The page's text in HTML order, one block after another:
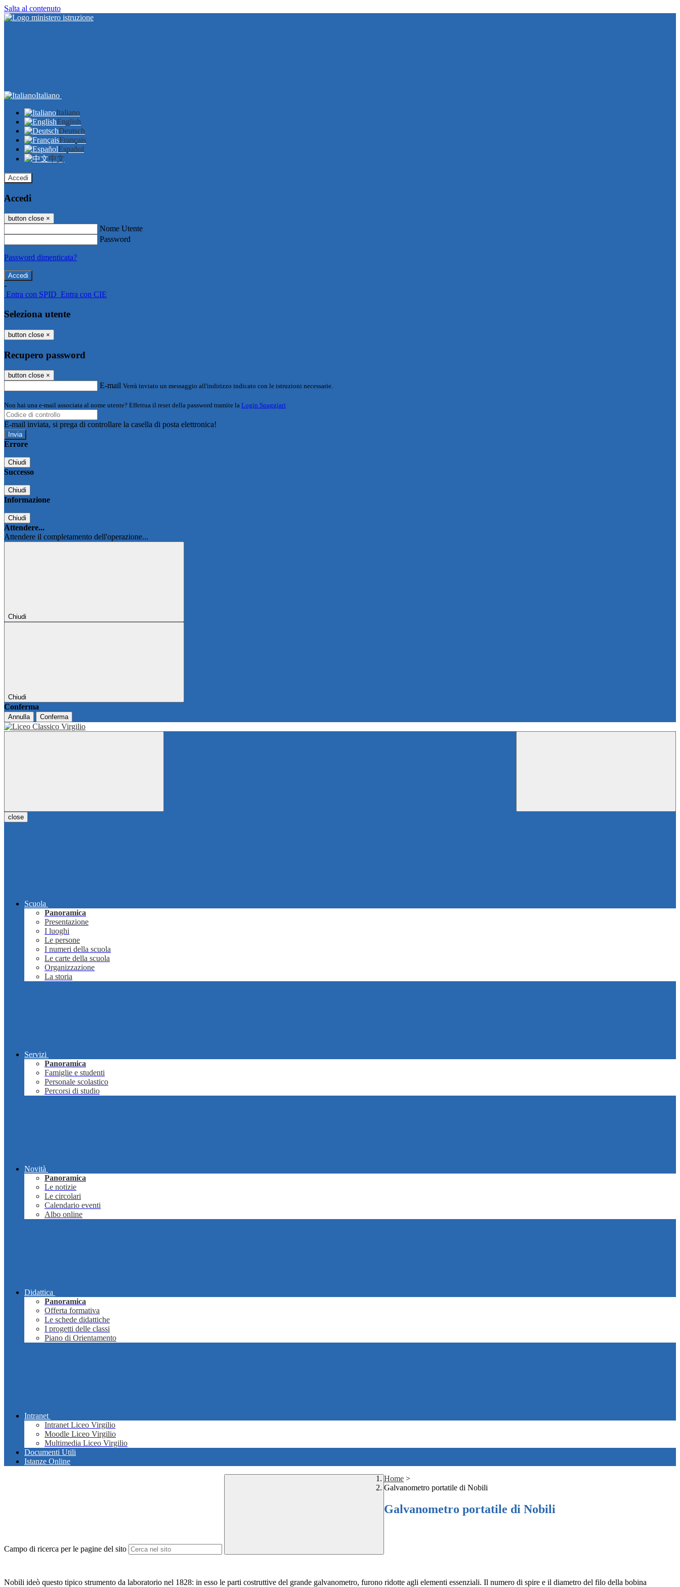
Salta al contenuto
Italiano
Italiano
English
Deutsch
Français
Español
中文
Accedi
Accedi
button close ×
Nome Utente
Password
Password dimenticata?
-
Entra con SPID Entra con CIE
Seleziona utente
button close ×
Recupero password
button close ×
E-mail Verrà inviato un messaggio all'indirizzo indicato con le istruzioni necessarie.
Non hai una e-mail associata al nome utente? Effettua il reset della password tramite la Login Spaggiari
E-mail inviata, si prega di controllare la casella di posta elettronica!
Errore
Chiudi
Successo
Chiudi
Informazione
Chiudi
Attendere...
Attendere il completamento dell'operazione...
Chiudi
Chiudi
Conferma
Annulla Conferma
close
Scuola
Panoramica
Presentazione
I luoghi
Le persone
I numeri della scuola
Le carte della scuola
Organizzazione
La storia
Servizi
Panoramica
Famiglie e studenti
Personale scolastico
Percorsi di studio
Novità
Panoramica
Le notizie
Le circolari
Calendario eventi
Albo online
Didattica
Panoramica
Offerta formativa
Le schede didattiche
I progetti delle classi
Piano di Orientamento
Intranet
Intranet Liceo Virgilio
Moodle Liceo Virgilio
Multimedia Liceo Virgilio
Documenti Utili
Istanze Online
Campo di ricerca per le pagine del sito
Home >
Galvanometro portatile di Nobili
Galvanometro portatile di Nobili
Nobili ideò questo tipico strumento da laboratorio nel 1828: in esso le parti costruttive del grande galvanometro, furono ridotte agli elementi essenziali. Il numero di spire e il diametro del filo della bobina